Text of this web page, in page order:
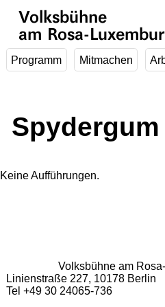
Volksbühne
am Rosa-
Programm Mitmachen
Keine Aufführungen.
Volksbühne am
Linienstraße 227, 10178 Berlin
Tel +49 30 24065-736